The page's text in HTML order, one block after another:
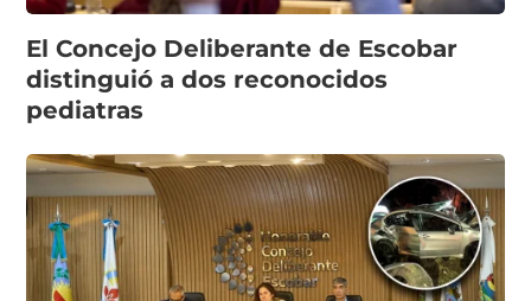
El Concejo Deliberante de Escobar
distinguió a dos reconocidos
pediatras